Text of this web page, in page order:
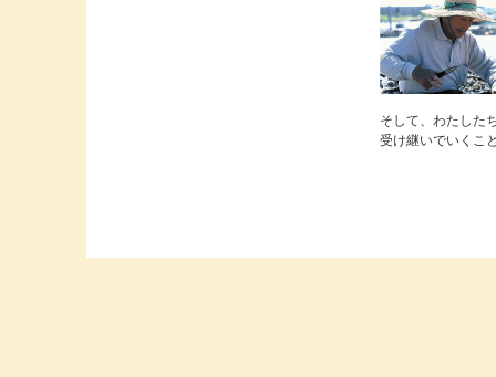
そして、わたした
受け継いでいくこ